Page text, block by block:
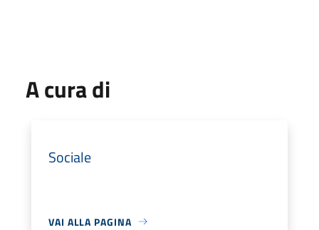
A cura di
Sociale
VAI ALLA PAGINA